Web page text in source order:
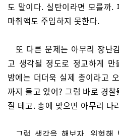
도 말이다. 실탄이라면 모를까.
마취액도 주입하지 못한다.
또 다른 문제는 아무리 장난
고 생각될 정도로 정교하게 만
밤에는 더더욱 실제 총이라고
까지 들고 있어? 그럼 바로 경
질 테고. 총에 맞으면 아무리 나
그럼 생각을 해보자. 위험해